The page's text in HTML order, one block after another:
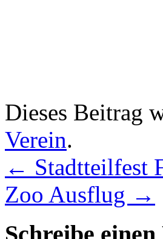
Dieses Beitrag
Verein.
← Stadtteilfest
Zoo Ausflug →